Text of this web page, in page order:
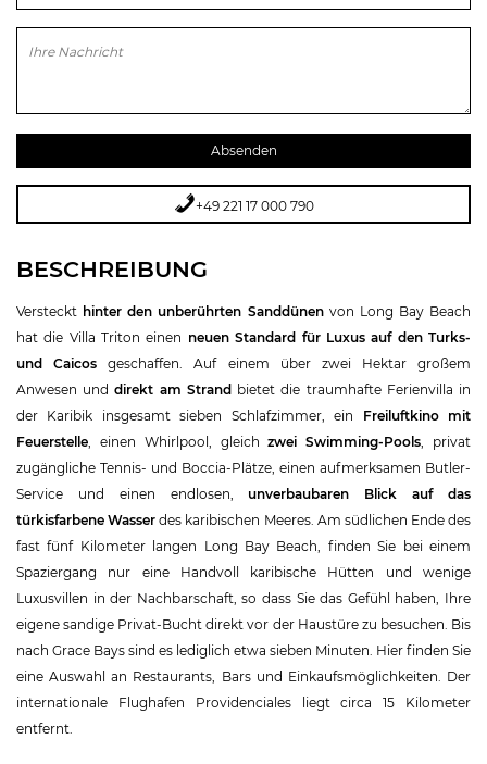
Bitte lasse dieses Feld leer.
+49 221 17 000 790
BESCHREIBUNG
Versteckt hinter den unberührten Sanddünenvon Long Bay Beach
hat die Villa Triton einen neuen Standard für Luxus auf denTurks-
und Caicos geschaffen. Auf einem über zwei Hektar großem
Anwesen und direkt am Strandbietet die traumhafte Ferienvilla in
der Karibik insgesamt sieben Schlafzimmer, ein Freiluftkino mit
Feuerstelle , einen Whirlpool, gleichzwei Swimming-Pools , privat
zugängliche Tennis- und Boccia-Plätze, einen aufmerksamen Butler-
Service und einen endlosen, unverbaubaren Blick auf das
türkisfarbene Wasser des karibischen Meeres. Am südlichen Ende des
fast fünf Kilometer langen Long Bay Beach, finden Sie bei einem
Spaziergang nur eine Handvoll karibische Hütten und wenige
Luxusvillen in der Nachbarschaft, so dass Sie das Gefühl haben, Ihre
eigene sandige Privat-Bucht direkt vor der Haustüre zu besuchen. Bis
nach Grace Bays sind es lediglich etwa sieben Minuten. Hier finden Sie
eine Auswahl an Restaurants, Bars und Einkaufsmöglichkeiten. Der
internationale Flughafen Providenciales liegt circa 15 Kilometer
entfernt.